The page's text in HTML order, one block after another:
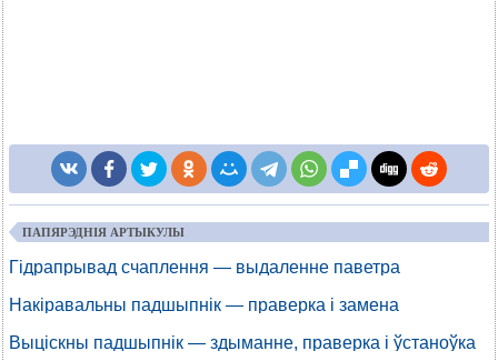
ПАПЯРЭДНІЯ АРТЫКУЛЫ
Гідрапрывад счаплення — выдаленне паветра
Накіравальны падшыпнік — праверка і замена
Выціскны падшыпнік — здыманне, праверка і ўстаноўка